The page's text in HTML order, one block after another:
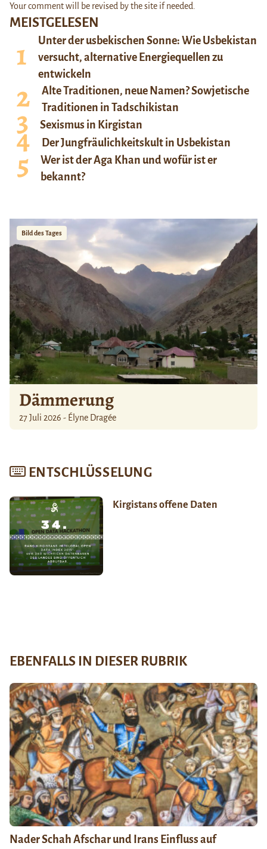
MEISTGELESEN
Unter der usbekischen Sonne: Wie Usbekistan
versucht, alternative Energiequellen zu
entwickeln
Alte Traditionen, neue Namen? Sowjetische
Traditionen in Tadschikistan
Sexismus in Kirgistan
Der Jungfräulichkeitskult in Usbekistan
Wer ist der Aga Khan und wofür ist er
bekannt?
Bild des Tages
Dämmerung
27 Juli 2026 - Élyne Dragée
ENTSCHLÜSSELUNG
Kirgistans offene Daten
Your comment will be revised by the site if needed.
EBENFALLS IN DIESER RUBRIK
Nader Schah Afschar und Irans Einfluss auf